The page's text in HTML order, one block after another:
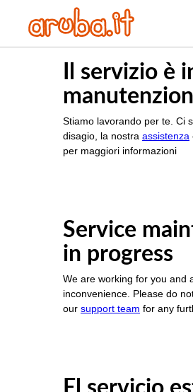
Il servizio è
Stiamo lavorando per te. Ci
disagio, la nostra assistenza
per maggiori informazioni
Service
in progress
We are working for you and
inconvenience. Please do
our support team for any